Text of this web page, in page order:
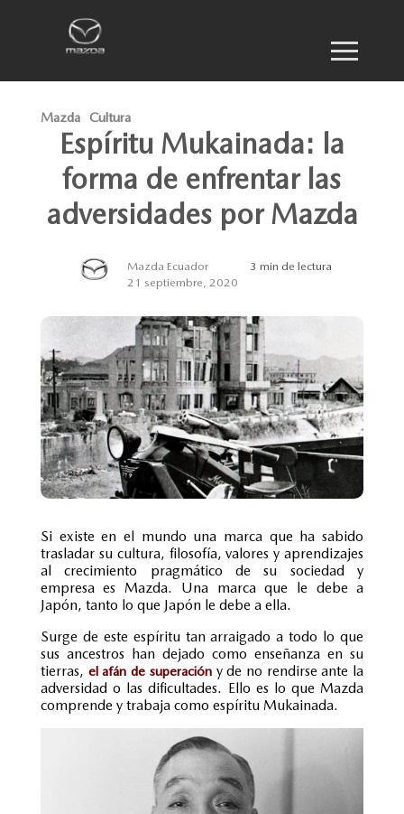
Mazda Cultura
Espíritu Mukainada: la
forma de enfrentar las
adversidades por Mazda
Mazda Ecuador
21 septiembre, 2020
3 min de lectura
Si existe en el mundo una marca que ha sabido
trasladar su cultura, filosofía, valores y aprendizajes
al crecimiento pragmático de su sociedad y
empresa es Mazda. Una marca que le debe a
Japón, tanto lo que Japón le debe a ella.
Surge de este espíritu tan arraigado a todo lo que
sus ancestros han dejado como enseñanza en su
tierras, el afán de superacióny de no rendirse ante la
adversidad o las dificultades. Ello es lo que Mazda
comprende y trabaja como espíritu Mukainada.